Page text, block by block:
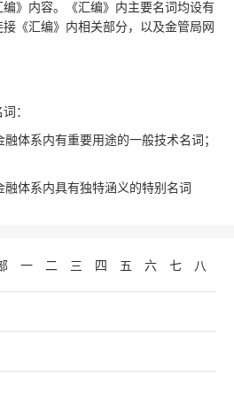
》内容。《汇编》内主要名词均设有
《汇编》内相关部分，以及金管局网
：
体系内有重要用途的一般技术名词；
体系内具有独特涵义的特别名词
一 二 三 四 五 六 七 八